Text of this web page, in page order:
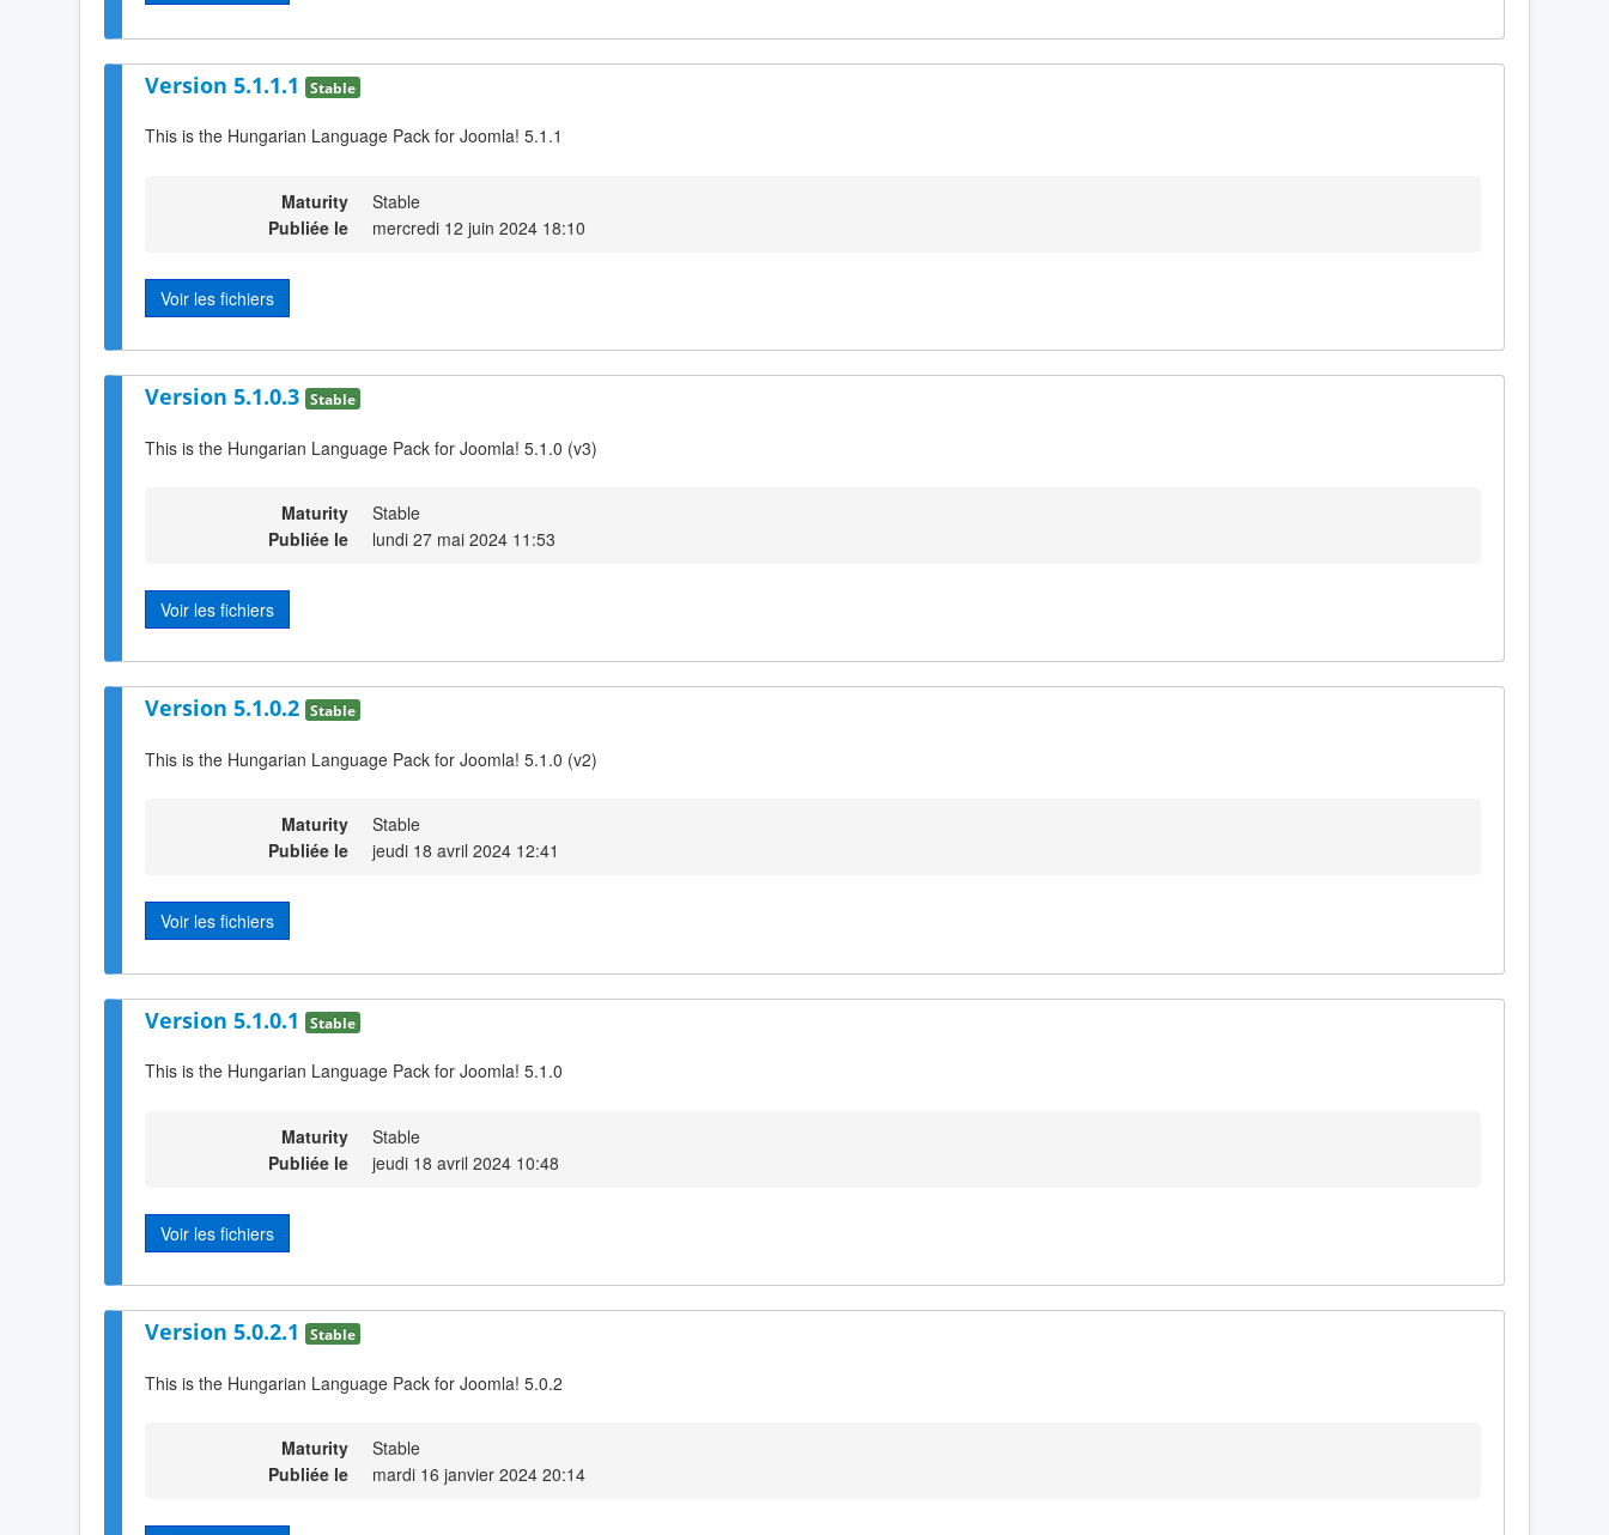
Version 5.1.1.1 Stable
This is the Hungarian Language Pack for Joomla! 5.1.1
Maturity
Stable
Publiée le
mercredi 12 juin 2024 18:10
Voir les fichiers
Version 5.1.0.3 Stable
This is the Hungarian Language Pack for Joomla! 5.1.0 (v3)
Maturity
Stable
Publiée le
lundi 27 mai 2024 11:53
Voir les fichiers
Version 5.1.0.2 Stable
This is the Hungarian Language Pack for Joomla! 5.1.0 (v2)
Maturity
Stable
Publiée le
jeudi 18 avril 2024 12:41
Voir les fichiers
Version 5.1.0.1 Stable
This is the Hungarian Language Pack for Joomla! 5.1.0
Maturity
Stable
Publiée le
jeudi 18 avril 2024 10:48
Voir les fichiers
Version 5.0.2.1 Stable
This is the Hungarian Language Pack for Joomla! 5.0.2
Maturity
Stable
Publiée le
mardi 16 janvier 2024 20:14